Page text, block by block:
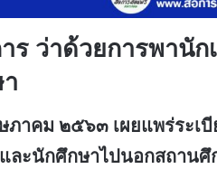
ร ว่าด้วยการพานัก
าคม ๒๕๖๓ เผยแพร่ระเบี
ละนักศึกษาไปนอกสถาน